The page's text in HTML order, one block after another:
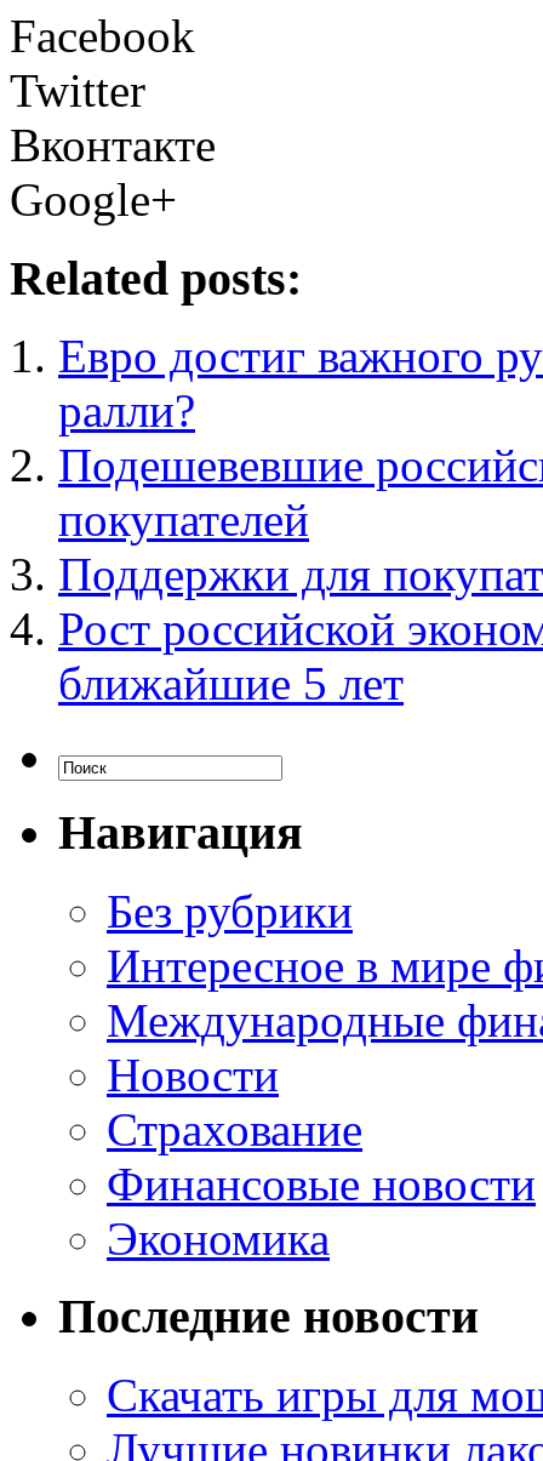
Facebook
Twitter
Вконтакте
Google+
Related posts:
Евро достиг важного
ралли?
Подешевевшие
покупателей
Поддержки для
Рост российской
ближайшие 5 лет
Навигация
Без рубрики
Интересное в мире
Международные
Новости
Страхование
Финансовые новости
Экономика
Последние новости
Скачать игры для
Лучшие новинки